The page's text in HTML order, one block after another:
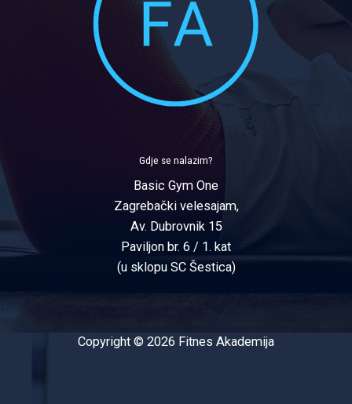
Gdje se nalazim?
Basic Gym One
Zagrebački velesajam,
Av. Dubrovnik 15
Paviljon br. 6 / 1. kat
(u sklopu SC Šestica)
Copyright © 2026 Fitnes Akademija